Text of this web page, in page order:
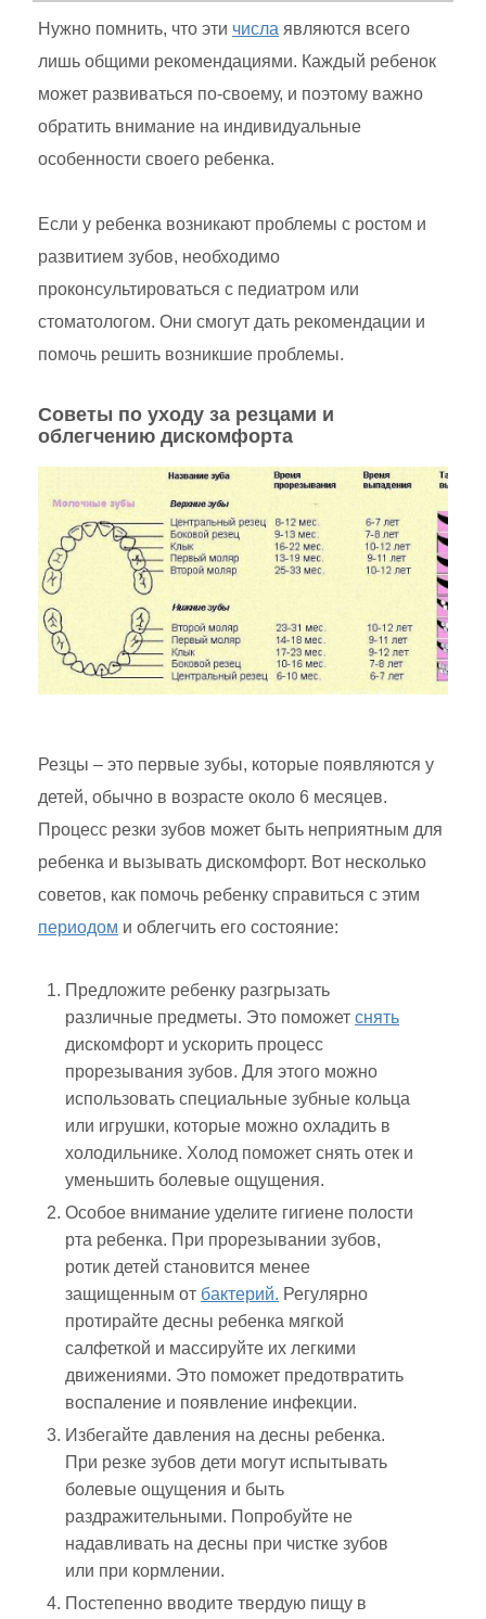
Нужно помнить, что эти числа являются всего
лишь общими рекомендациями. Каждый ребенок
может развиваться по-своему, и поэтому важно
обратить внимание на индивидуальные
особенности своего ребенка.
Если у ребенка возникают проблемы с ростом и
развитием зубов, необходимо
проконсультироваться с педиатром или
стоматологом. Они смогут дать рекомендации и
помочь решить возникшие проблемы.
Советы по уходу за резцами и
облегчению дискомфорта
Резцы – это первые зубы, которые появляются у
детей, обычно в возрасте около 6 месяцев.
Процесс резки зубов может быть неприятным для
ребенка и вызывать дискомфорт. Вот несколько
советов, как помочь ребенку справиться с этим
периодом и облегчить его состояние:
Предложите ребенку разгрызать
различные предметы. Это поможет снять
дискомфорт и ускорить процесс
прорезывания зубов. Для этого можно
использовать специальные зубные кольца
или игрушки, которые можно охладить в
холодильнике. Холод поможет снять отек и
уменьшить болевые ощущения.
Особое внимание уделите гигиене полости
рта ребенка. При прорезывании зубов,
ротик детей становится менее
защищенным от бактерий. Регулярно
протирайте десны ребенка мягкой
салфеткой и массируйте их легкими
движениями. Это поможет предотвратить
воспаление и появление инфекции.
Избегайте давления на десны ребенка.
При резке зубов дети могут испытывать
болевые ощущения и быть
раздражительными. Попробуйте не
надавливать на десны при чистке зубов
или при кормлении.
Постепенно вводите твердую пищу в